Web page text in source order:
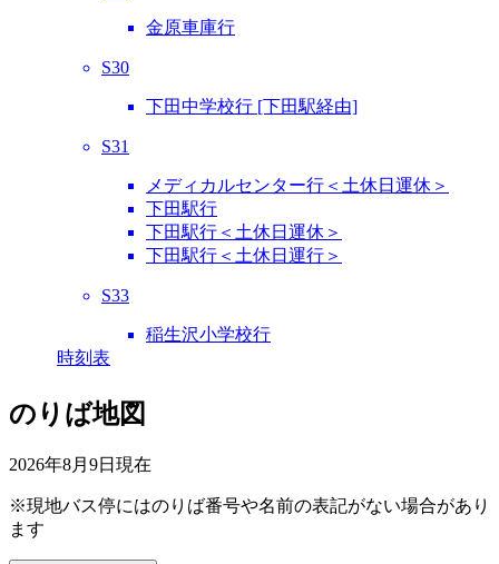
金原車庫行
S30
下田中学校行 [下田駅経由]
S31
メディカルセンター行＜土休日運休＞
下田駅行
下田駅行＜土休日運休＞
下田駅行＜土休日運行＞
S33
稲生沢小学校行
時刻表
のりば地図
2026年8月9日 現在
※現地バス停にはのりば番号や名前の表記がない場合があり
ます